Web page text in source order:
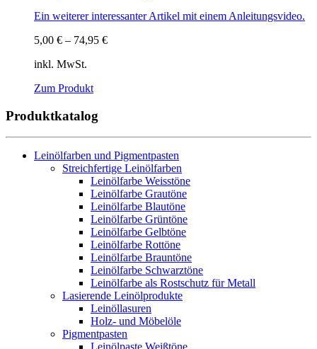
Ein weiterer interessanter Artikel mit einem Anleitungsvideo.
5,00 € – 74,95 €
inkl. MwSt.
Zum Produkt
Produktkatalog
Leinölfarben und Pigmentpasten
Streichfertige Leinölfarben
Leinölfarbe Weisstöne
Leinölfarbe Grautöne
Leinölfarbe Blautöne
Leinölfarbe Grüntöne
Leinölfarbe Gelbtöne
Leinölfarbe Rottöne
Leinölfarbe Brauntöne
Leinölfarbe Schwarztöne
Leinölfarbe als Rostschutz für Metall
Lasierende Leinölprodukte
Leinöllasuren
Holz- und Möbelöle
Pigmentpasten